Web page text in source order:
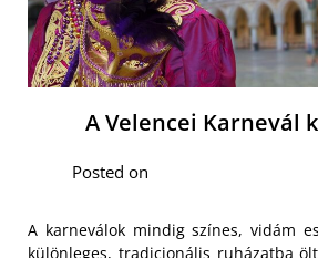
A Velencei Karnevál
Posted on
A karneválok mindig színes, vidám
különleges, tradicionális ruházatba